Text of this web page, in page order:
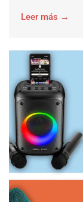
Leer más →